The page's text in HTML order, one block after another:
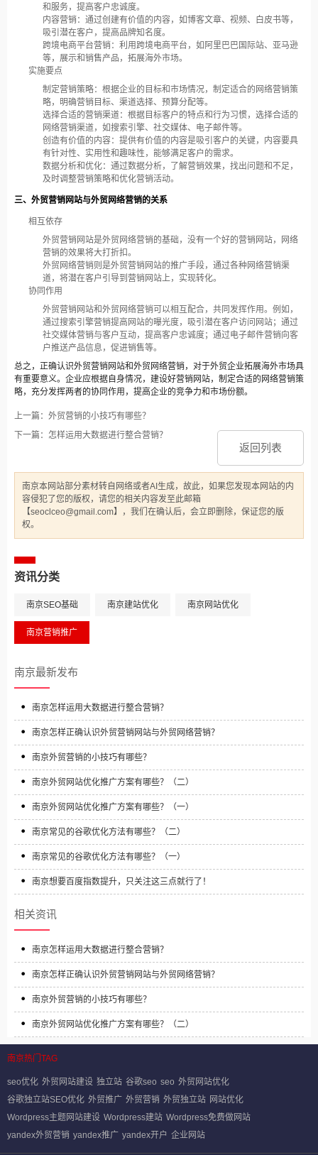
和服务，提高客户忠诚度。
内容营销：通过创建有价值的内容，如博客文章、视频、白皮书等，
吸引潜在客户，提高品牌知名度。
跨境电商平台营销：利用跨境电商平台，如阿里巴巴国际站、亚马逊
等，展示和销售产品，拓展海外市场。
实施要点
制定营销策略：根据企业的目标和市场情况，制定适合的网络营销策
略，明确营销目标、渠道选择、预算分配等。
选择合适的营销渠道：根据目标客户的特点和行为习惯，选择合适的
网络营销渠道，如搜索引擎、社交媒体、电子邮件等。
创造有价值的内容：提供有价值的内容是吸引客户的关键，内容要具
有针对性、实用性和趣味性，能够满足客户的需求。
数据分析和优化：通过数据分析，了解营销效果，找出问题和不足，
及时调整营销策略和优化营销活动。
三、外贸营销网站与外贸网络营销的关系
相互依存
外贸营销网站是外贸网络营销的基础，没有一个好的营销网站，网络
营销的效果将大打折扣。
外贸网络营销则是外贸营销网站的推广手段，通过各种网络营销渠
道，将潜在客户引导到营销网站上，实现转化。
协同作用
外贸营销网站和外贸网络营销可以相互配合，共同发挥作用。例如，
通过搜索引擎营销提高网站的曝光度，吸引潜在客户访问网站；通过
社交媒体营销与客户互动，提高客户忠诚度；通过电子邮件营销向客
户推送产品信息，促进销售等。
总之，正确认识外贸营销网站和外贸网络营销，对于外贸企业拓展海外市场具
有重要意义。企业应根据自身情况，建设好营销网站，制定合适的网络营销策
略，充分发挥两者的协同作用，提高企业的竞争力和市场份额。
上一篇：外贸营销的小技巧有哪些？
下一篇：怎样运用大数据进行整合营销？
返回列表
南京本网站部分素材转自网络或者AI生成，故此，如果您发现本网站的内
容侵犯了您的版权，请您的相关内容发至此邮箱
【seoclceo@gmail.com】，我们在确认后，会立即删除，保证您的版
权。
资讯分类
南京SEO基础 南京建站优化 南京网站优化
南京营销推广
南京最新发布
南京怎样运用大数据进行整合营销？
南京怎样正确认识外贸营销网站与外贸网络营销？
南京外贸营销的小技巧有哪些？
南京外贸网站优化推广方案有哪些？（二）
南京外贸网站优化推广方案有哪些？（一）
南京常见的谷歌优化方法有哪些？（二）
南京常见的谷歌优化方法有哪些？（一）
南京想要百度指数提升，只关注这三点就行了！
相关资讯
南京怎样运用大数据进行整合营销？
南京怎样正确认识外贸营销网站与外贸网络营销？
南京外贸营销的小技巧有哪些？
南京外贸网站优化推广方案有哪些？（二）
南京热门TAG
seo优化 外贸网站建设 独立站 谷歌seo seo 外贸网站优化
谷歌独立站SEO优化 外贸推广 外贸营销 外贸独立站 网站优化
Wordpress主题网站建设 Wordpress建站 Wordpress免费做网站
yandex外贸营销 yandex推广 yandex开户 企业网站